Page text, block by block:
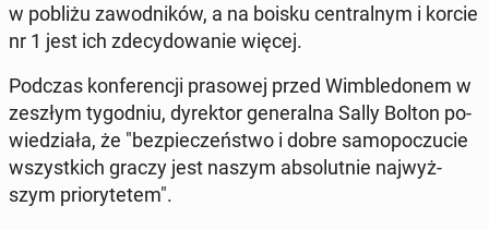
w pobliżu za­wod­ni­ków, a na boisku cen­tral­nym i korcie
nr 1 jest ich zde­cy­do­wa­nie więcej.
Podczas kon­fe­ren­cji pra­so­wej przed Wim­ble­do­nem w
zeszłym ty­go­dniu, dy­rek­tor ge­ne­ral­na Sally Bolton po­
wie­dzia­ła, że "bez­pie­czeń­stwo i dobre sa­mo­po­czu­cie
wszyst­kich graczy jest naszym ab­so­lut­nie naj­wyż­
szym prio­ry­te­tem".